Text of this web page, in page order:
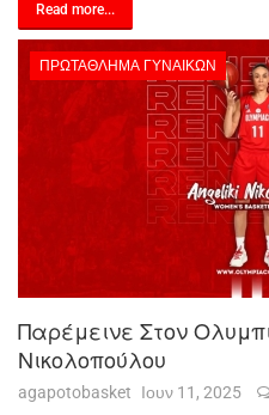
Read more...
ΠΡΩΤΆΘΛΗΜΑ ΓΥΝΑΙΚΏΝ
Παρέμεινε Στον
Νικολοπούλου
agapotobasket Ιουν 11, 2025